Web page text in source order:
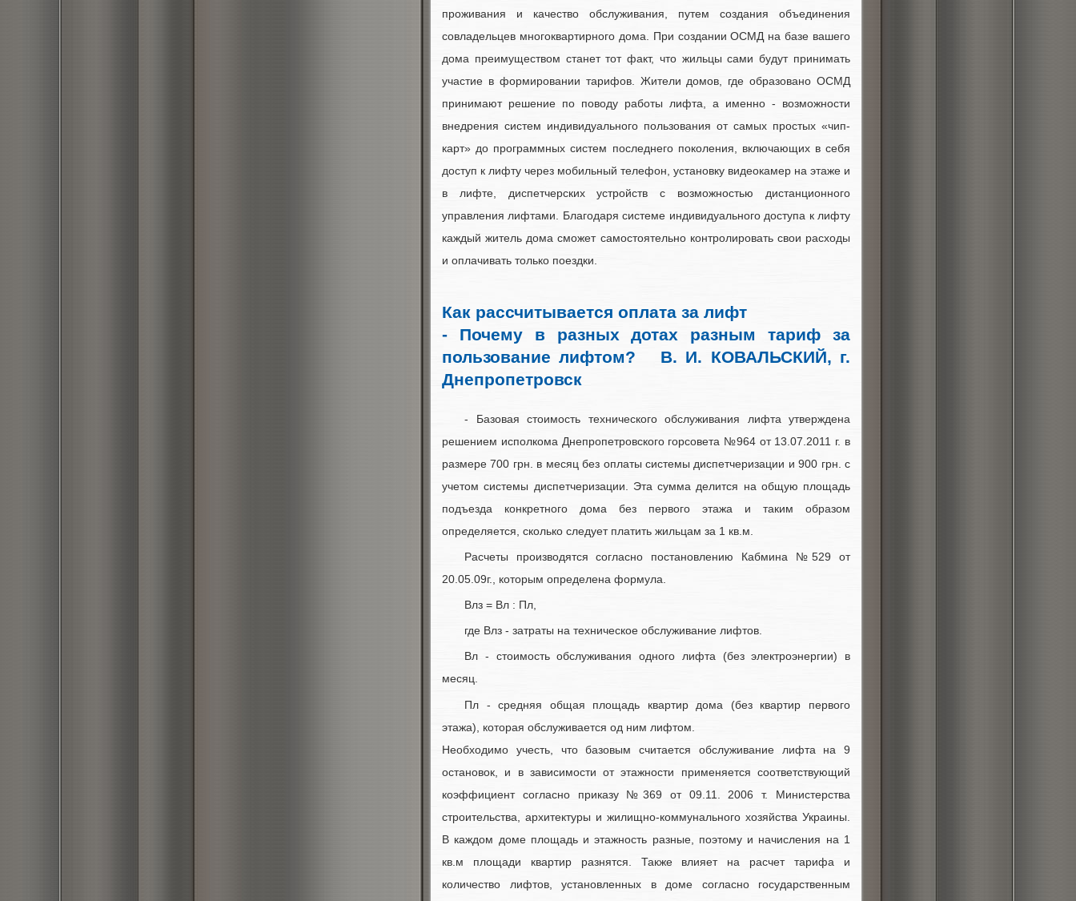
проживания и качество обслуживания, путем создания объединения
совладельцев многоквартирного дома. При создании ОСМД на базе вашего
дома преимуществом станет тот факт, что жильцы сами будут принимать
участие в формировании тарифов. Жители домов, где образовано ОСМД
принимают решение по поводу работы лифта, а именно - возможности
внедрения систем индивидуального пользования от самых простых «чип-
карт» до программных систем последнего поколения, включающих в себя
доступ к лифту через мобильный телефон, установку видеокамер на этаже и
в лифте, диспетчерских устройств с возможностью дистанционного
управления лифтами. Благодаря системе индивидуального доступа к лифту
каждый житель дома сможет самостоятельно контролировать свои расходы
и оплачивать только поездки.
Как рассчитывается оплата за лифт
- Почему в разных дотах разным тариф за
пользование лифтом? В. И. КОВАЛЬСКИЙ, г.
Днепропетровск
- Базовая стоимость технического обслуживания лифта утверждена
решением исполкома Днепропетровского горсовета №964 от 13.07.2011 г. в
размере 700 грн. в месяц без оплаты системы диспетчеризации и 900 грн. с
учетом системы диспетчеризации. Эта сумма делится на общую площадь
подъезда конкретного дома без первого этажа и таким образом
определяется, сколько следует платить жильцам за 1 кв.м.
Расчеты производятся согласно постановлению Кабмина №529 от
20.05.09г., которым определена формула.
Влз = Вл : Пл,
где Влз - затраты на техническое обслуживание лифтов.
Вл - стоимость обслуживания одного лифта (без электроэнергии) в
месяц.
Пл - средняя общая площадь квартир дома (без квартир первого
этажа), которая обслуживается од ним лифтом.
Необходимо учесть, что базовым считается обслуживание лифта на 9
остановок, и в зависимости от этажности применяется соответствующий
коэффициент согласно приказу №369 от 09.11. 2006 т. Министерства
строительства, архитектуры и жилищно-коммунального хозяйства Украины.
В каждом доме площадь и этажность разные, поэтому и начисления на 1
кв.м площади квартир разнятся. Также влияет на расчет тарифа и
количество лифтов, установленных в доме согласно государственным